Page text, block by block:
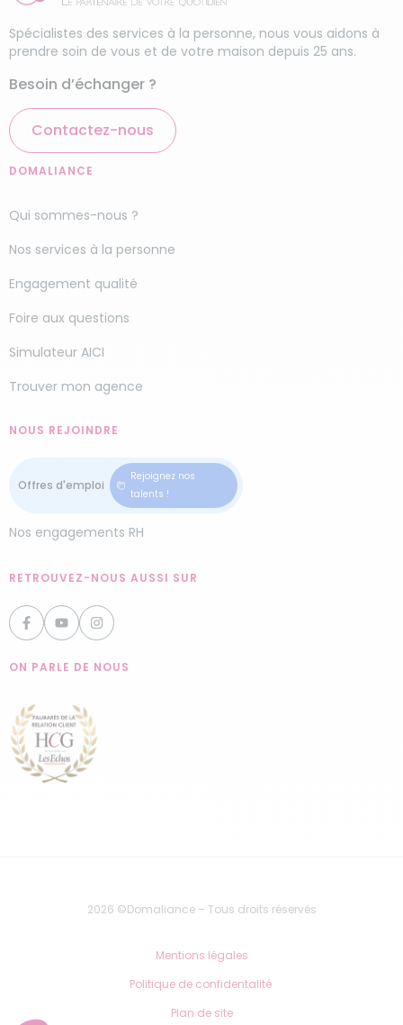
Spécialistes des services à la personne, nous vous aidons à
prendre soin de vous et de votre maison depuis 25 ans.
Besoin d’échanger ?
Contactez-nous
DOMALIANCE
Qui sommes-nous ?
Nos services à la personne
Engagement qualité
Foire aux questions
Simulateur AICI
Trouver mon agence
NOUS REJOINDRE
Rejoignez nos
talents !
Nos engagements RH
RETROUVEZ-NOUS AUSSI SUR
ON PARLE DE NOUS
2026 ©Domaliance – Tous droits réservés
Mentions légales
Politique de confidentalité
Plan de site